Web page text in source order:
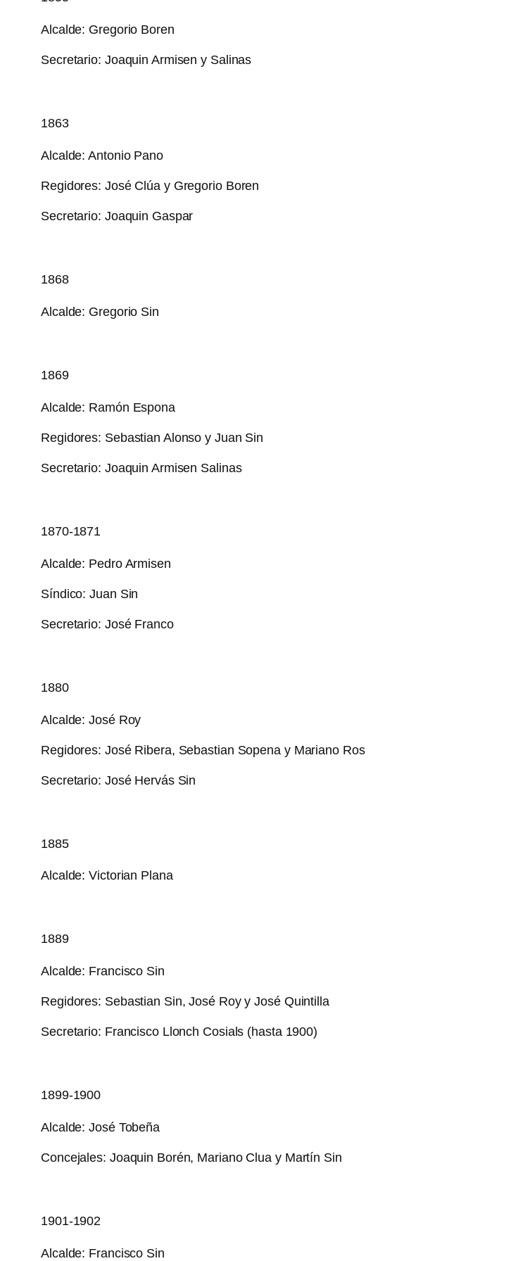
Alcalde: Gregorio Boren
Secretario: Joaquin Armisen y Salinas
1863
Alcalde: Antonio Pano
Regidores: José Clúa y Gregorio Boren
Secretario: Joaquin Gaspar
1868
Alcalde: Gregorio Sin
1869
Alcalde: Ramón Espona
Regidores: Sebastian Alonso y Juan Sin
Secretario: Joaquin Armisen Salinas
1870-1871
Alcalde: Pedro Armisen
Síndico: Juan Sin
Secretario: José Franco
1880
Alcalde: José Roy
Regidores: José Ribera, Sebastian Sopena y Mariano Ros
Secretario: José Hervás Sin
1885
Alcalde: Victorian Plana
1889
Alcalde: Francisco Sin
Regidores: Sebastian Sin, José Roy y José Quintilla
Secretario: Francisco Llonch Cosials (hasta 1900)
1899-1900
Alcalde: José Tobeña
Concejales: Joaquin Borén, Mariano Clua y Martín Sin
1901-1902
Alcalde: Francisco Sin